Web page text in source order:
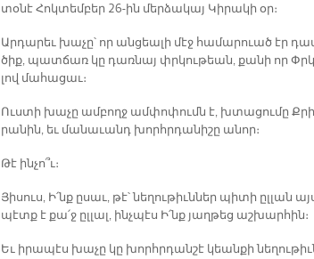
տօ­նէ Հոկ­տեմ­բեր 26-ին մեր­ձա­կայ Կի­րա­կի օր։
Ար­դա­րեւ խա­չը՝ որ ան­ցեա­լի մէջ հա­մա­րուած էր
ծիք, պատ­ճառ կը դառ­նայ փրկու­թեան, քա­նի որ
լով մա­հա­ցաւ։
Ուս­տի խա­չը ամ­բողջ ամ­փո­փումն է, խտա­ցու­մը
րա­նին, եւ մա­նա­ւանդ խորհր­դա­նի­շը ա­նոր։
Թէ ին­չո՞ւ։
Յի­սուս, Ի՛նք ը­սաւ, թէ՝ նե­ղու­թիւն­ներ պի­տի ըլ­լան
պէտք է քա՛ջ ըլ­լալ, ինչ­պէս Ի՛նք յաղ­թեց աշ­խար­հին։
Եւ ի­րա­պէս խա­չը կը խորհր­դան­շէ կեան­քի